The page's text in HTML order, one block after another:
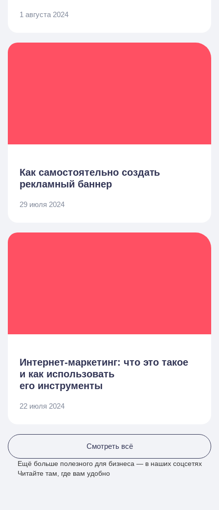
1 августа 2024
Как самостоятельно создать
рекламный баннер
29 июля 2024
Интернет-маркетинг: что это такое
и как использовать
его инструменты
22 июля 2024
Смотреть всё
Ещё больше полезного для бизнеса — в наших соцсетях
Читайте там, где вам удобно